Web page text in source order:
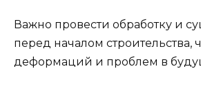
Важно провести обработку и
перед началом строительства,
деформаций и проблем в